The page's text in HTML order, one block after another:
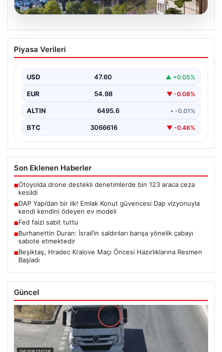
05.08.2026
DAP Yapı’dan bir ilk! Emlak Konut
güvencesi Dap vizyonuyla kendi
Piyasa Verileri
USD 47.60 ▲ +0.05%
EUR 54.98 ▼ -0.08%
ALTIN 6495.6 • -0.01%
BTC 3066616 ▼ -0.46%
Son Eklenen Haberler
■Otoyolda drone destekli denetimlerde bin 123 araca ceza
kesildi
■DAP Yapı’dan bir ilk! Emlak Konut güvencesi Dap vizyonuyla
kendi kendini ödeyen ev modeli
■Fed faizi sabit tuttu
■Burhanettin Duran: İsrail’in saldırıları barışa yönelik çabayı
sabote etmektedir
■Beşiktaş, Hradec Kralove Maçı Öncesi Hazırlıklarına Resmen
Başladı
Güncel